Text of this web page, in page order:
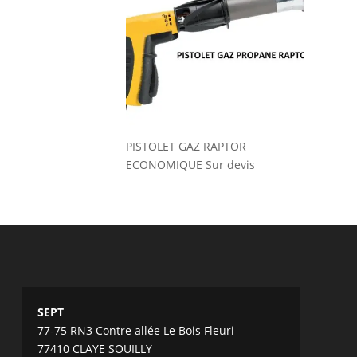
PISTOLET GAZ RAPTOR
ECONOMIQUE Sur devis
SEPT
77-75 RN3 Contre allée Le Bois Fleuri
77410 CLAYE SOUILLY